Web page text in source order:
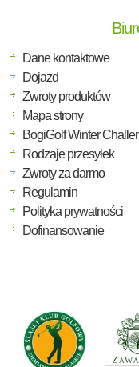
Dane kontaktowe
Dojazd
Zwroty produktów
Mapa strony
BogiGolf Winter
Rodzaje przesyłek
Zwroty za darmo
Regulamin
Polityka prywatności
Dofinansowanie